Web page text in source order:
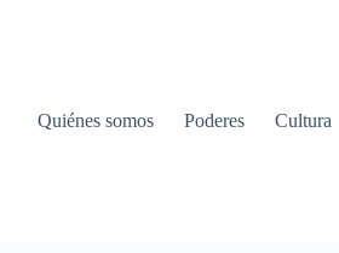
Quiénes somos Poderes Cultura